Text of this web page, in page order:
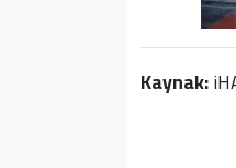
Kaynak: